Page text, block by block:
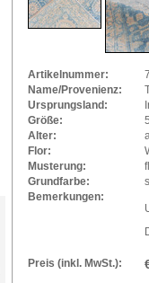
Artikelnummer:
Name/Provenienz:
Ursprungsland:
Größe:
Alter:
Flor:
Musterung:
Grundfarbe:
Bemerkungen:
Preis (inkl. MwSt.):